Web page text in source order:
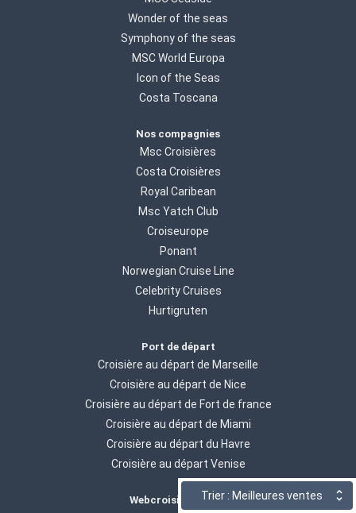
Trier : Meilleures ventes
Wonder of the seas
Symphony of the seas
MSC World Europa
Icon of the Seas
Costa Toscana
Nos compagnies
Msc Croisières
Costa Croisières
Royal Caribean
Msc Yatch Club
Croiseurope
Ponant
Norwegian Cruise Line
Celebrity Cruises
Hurtigruten
Port de départ
Croisière au départ de Marseille
Croisière au départ de Nice
Croisière au départ de Fort de france
Croisière au départ de Miami
Croisière au départ du Havre
Croisière au départ Venise
Webcroisieres.com